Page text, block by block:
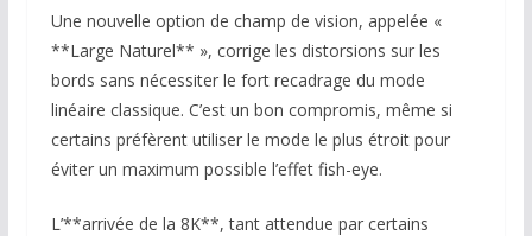
Une nouvelle option de champ de vision, appelée «
**Large Naturel** », corrige les distorsions sur les
bords sans nécessiter le fort recadrage du mode
linéaire classique. C’est un bon compromis, même si
certains préfèrent utiliser le mode le plus étroit pour
éviter un maximum possible l’effet fish-eye.
L’**arrivée de la 8K**, tant attendue par certains